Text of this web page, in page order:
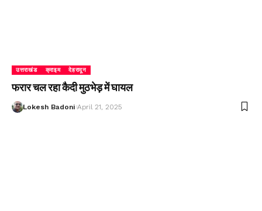
उत्तराखंड क्राइम देहरादून
फरार चल रहा कैदी मुठभेड़ में घायल
Lokesh Badoni April 21, 2025